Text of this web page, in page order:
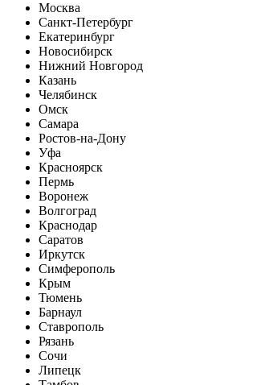
Москва
Санкт-Петербург
Екатеринбург
Новосибирск
Нижний Новгород
Казань
Челябинск
Омск
Самара
Ростов-на-Дону
Уфа
Красноярск
Пермь
Воронеж
Волгоград
Краснодар
Саратов
Иркутск
Симферополь
Крым
Тюмень
Барнаул
Ставрополь
Рязань
Сочи
Липецк